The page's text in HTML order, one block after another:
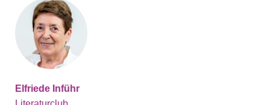
Elfriede Inführ